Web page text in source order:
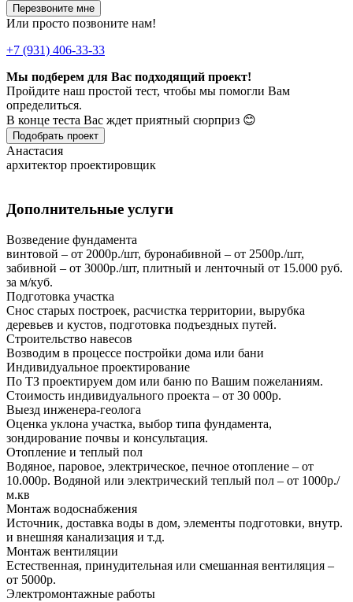
Перезвоните мне
Или просто позвоните нам!
+7 (931) 406-33-33
Мы подберем для Вас подходящий проект!
Пройдите наш простой тест, чтобы мы помогли Вам
определиться.
В конце теста Вас ждет приятный сюрприз 😊
Подобрать проект
Анастасия
архитектор проектировщик
Дополнительные услуги
Возведение фундамента
винтовой – от 2000р./шт, буронабивной – от 2500р./шт,
забивной – от 3000р./шт, плитный и ленточный от 15.000 руб.
за м/куб.
Подготовка участка
Снос старых построек, расчистка территории, вырубка
деревьев и кустов, подготовка подъездных путей.
Строительство навесов
Возводим в процессе постройки дома или бани
Индивидуальное проектирование
По ТЗ проектируем дом или баню по Вашим пожеланиям.
Стоимость индивидуального проекта – от 30 000р.
Выезд инженера-геолога
Оценка уклона участка, выбор типа фундамента,
зондирование почвы и консультация.
Отопление и теплый пол
Водяное, паровое, электрическое, печное отопление – от
10.000р. Водяной или электрический теплый пол – от 1000р./
м.кв
Монтаж водоснабжения
Источник, доставка воды в дом, элементы подготовки, внутр.
и внешняя канализация и т.д.
Монтаж вентиляции
Естественная, принудительная или смешанная вентиляция –
от 5000р.
Электромонтажные работы